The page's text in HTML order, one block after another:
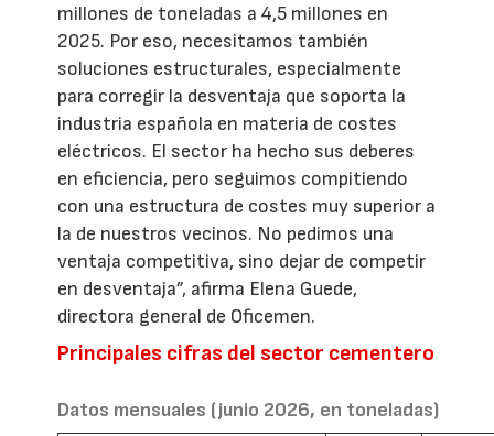
millones de toneladas a 4,5 millones en
2025. Por eso, necesitamos también
soluciones estructurales, especialmente
para corregir la desventaja que soporta la
industria española en materia de costes
eléctricos. El sector ha hecho sus deberes
en eficiencia, pero seguimos compitiendo
con una estructura de costes muy superior a
la de nuestros vecinos. No pedimos una
ventaja competitiva, sino dejar de competir
en desventaja”, afirma Elena Guede,
directora general de Oficemen.
Principales cifras del sector cementero
Datos mensuales (junio 2026, en toneladas)